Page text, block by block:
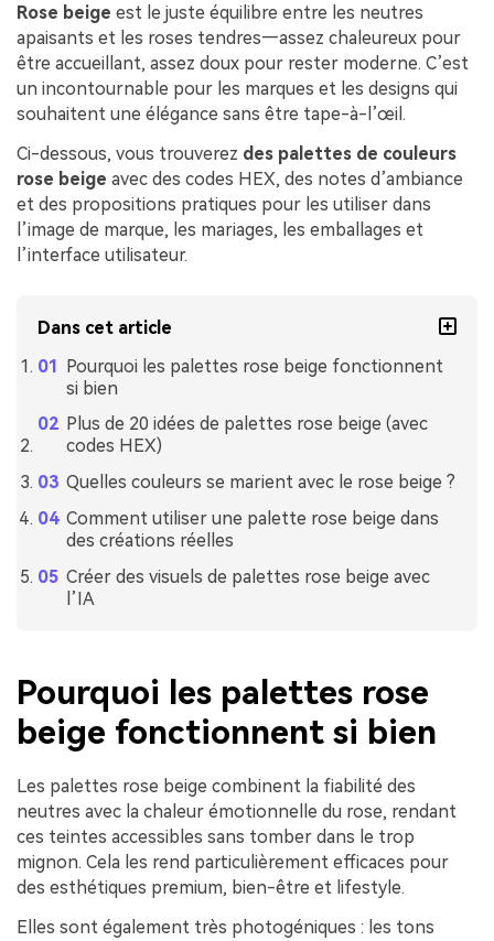
Rose beige est le juste équilibre entre les neutres
apaisants et les roses tendres—assez chaleureux pour
être accueillant, assez doux pour rester moderne. C’est
un incontournable pour les marques et les designs qui
souhaitent une élégance sans être tape-à-l’œil.
Ci-dessous, vous trouverez des palettes de couleurs
rose beige avec des codes HEX, des notes d’ambiance
et des propositions pratiques pour les utiliser dans
l’image de marque, les mariages, les emballages et
l’interface utilisateur.
Dans cet article
Pourquoi les palettes rose beige fonctionnent
si bien
Plus de 20 idées de palettes rose beige (avec
codes HEX)
Quelles couleurs se marient avec le rose beige ?
Comment utiliser une palette rose beige dans
des créations réelles
Créer des visuels de palettes rose beige avec
l’IA
Pourquoi les palettes rose
beige fonctionnent si bien
Les palettes rose beige combinent la fiabilité des
neutres avec la chaleur émotionnelle du rose, rendant
ces teintes accessibles sans tomber dans le trop
mignon. Cela les rend particulièrement efficaces pour
des esthétiques premium, bien-être et lifestyle.
Elles sont également très photogéniques : les tons